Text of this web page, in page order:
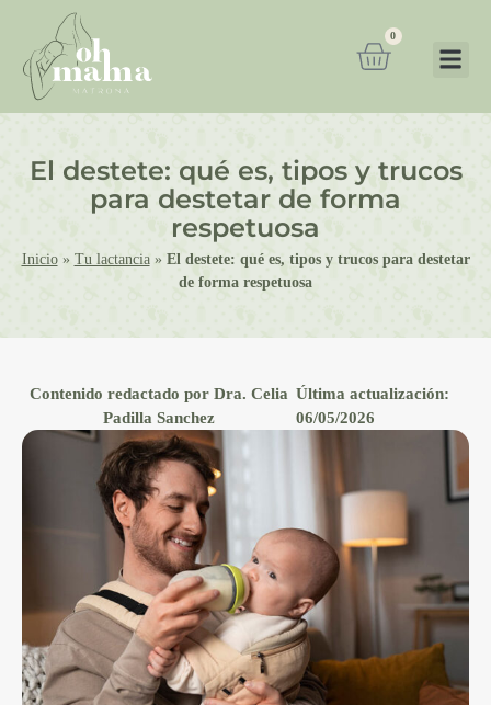
0
El destete: qué es, tipos y trucos
para destetar de forma
respetuosa
Inicio» Tu lactancia» El destete: qué es, tipos y trucos para destetar
de forma respetuosa
Contenido redactado por Dra. Celia
Padilla Sanchez
Última actualización:
06/05/2026